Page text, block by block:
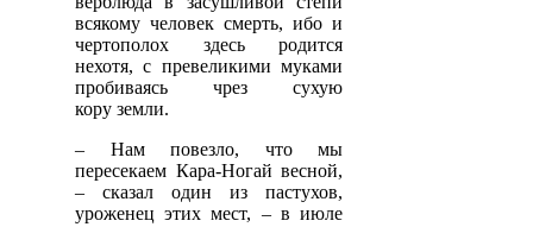
всякому человек смерть, ибо и
чертополох здесь родится
нехотя, с превеликими муками
пробиваясь чрез сухую
кору земли.
– Нам повезло, что мы
пересекаем Кара-Ногай весной,
– сказал один из пастухов,
уроженец этих мест, – в июле